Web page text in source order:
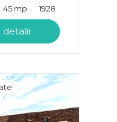
45 mp 1928
detalii